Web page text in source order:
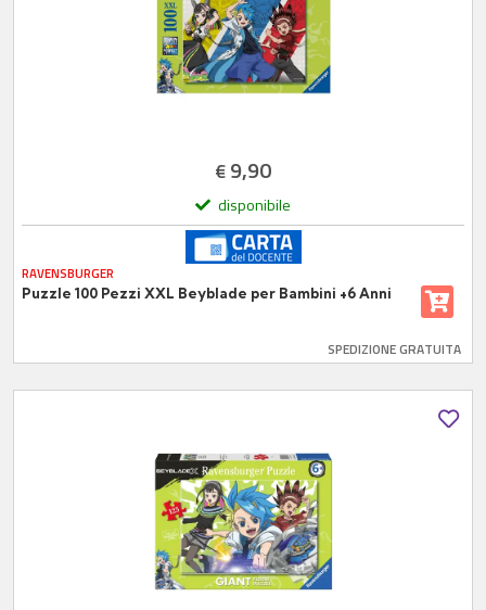
€9,90
disponibile
RAVENSBURGER
Puzzle 100 Pezzi XXL Beyblade per Bambini +6 Anni
SPEDIZIONE GRATUITA